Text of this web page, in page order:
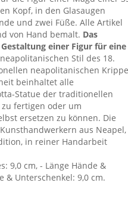
Kopf, in den Glasaugen
und zwei Füße. Alle Artikel
von Hand bemalt. Das
einer Figur für eine
Stil des 18.
neapolitanischen Krippe
beinhaltet alle
Statue der traditionellen
fertigen oder um
ersetzen zu können. Die
aus Neapel,
in reiner Handarbeit
9,0 cm, - Länge Hände &
& Unterschenkel: 9,0 cm.